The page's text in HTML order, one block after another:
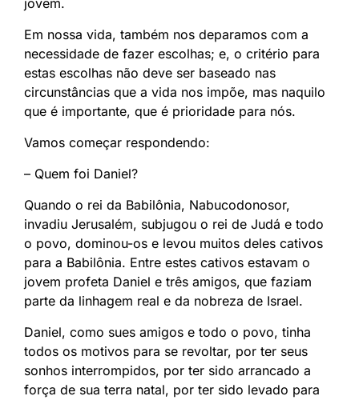
jovem.
Em nossa vida, também nos deparamos com a
necessidade de fazer escolhas; e, o critério para
estas escolhas não deve ser baseado nas
circunstâncias que a vida nos impõe, mas naquilo
que é importante, que é prioridade para nós.
Vamos começar respondendo:
– Quem foi Daniel?
Quando o rei da Babilônia, Nabucodonosor,
invadiu Jerusalém, subjugou o rei de Judá e todo
o povo, dominou-os e levou muitos deles cativos
para a Babilônia. Entre estes cativos estavam o
jovem profeta Daniel e três amigos, que faziam
parte da linhagem real e da nobreza de Israel.
Daniel, como sues amigos e todo o povo, tinha
todos os motivos para se revoltar, por ter seus
sonhos interrompidos, por ter sido arrancado a
força de sua terra natal, por ter sido levado para